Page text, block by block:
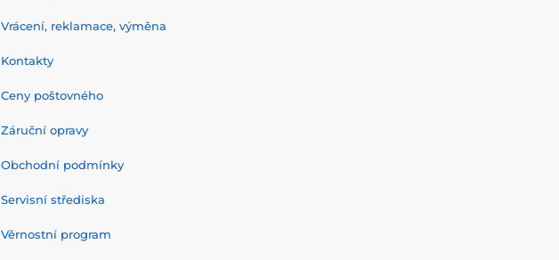
Vrácení, reklamace, výměna
Kontakty
Ceny poštovného
Záruční opravy
Obchodní podmínky
Servisní střediska
Věrnostní program